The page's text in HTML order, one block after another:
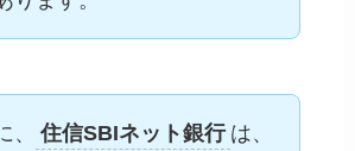
、 住信SBIネット銀行 は、